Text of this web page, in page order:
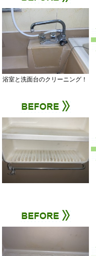
浴室と洗面台のクリーニング！